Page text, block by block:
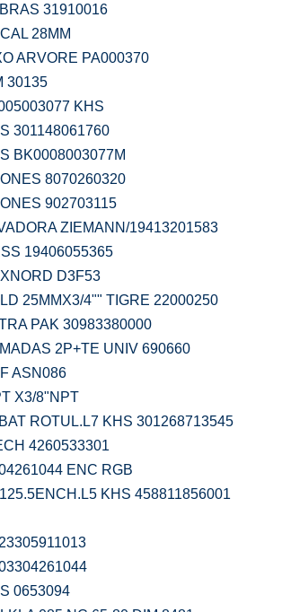
31910016
28MM
ARVORE PA000370
30135
KHS
301148061760
BK0008003077M
8070260320
902703115
ZIEMANN/19413201583
19406055365
D3F53
25MMX3/4"" TIGRE 22000250
PAK 30983380000
2P+TE UNIV 690660
ASN086
X3/8"NPT
ROTUL.L7 KHS 301268713545
4260533301
ENC RGB
KHS 458811856001
0653094